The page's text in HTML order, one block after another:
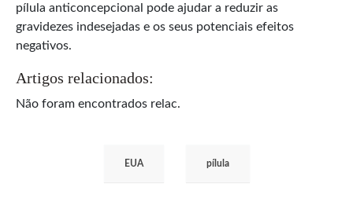
pílula anticoncepcional pode ajudar a reduzir as
gravidezes indesejadas e os seus potenciais efeitos
negativos.
Artigos relacionados:
Não foram encontrados relac.
EUA pílula